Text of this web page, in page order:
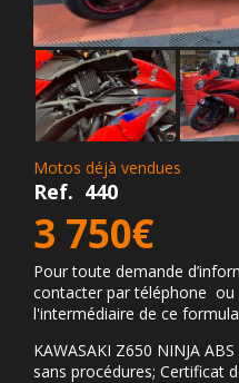
Motos déjà vendues
Ref. 440
3 750€
Pour toute demande
contacter par téléphone ou
l'intermédiaire de ce
KAWASAKI Z650 NINJA
sans procédures; Certificat